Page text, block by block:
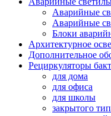
Аварийные
Аварийные
Блоки
Архитектурное
Дополнительное
Рециркуляторы
для дома
для офиса
для школы
закрытого